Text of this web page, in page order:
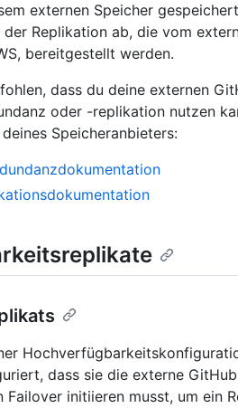
externen Speicher
Replikation ab, die vom
bereitgestellt werden.
dass du deine externen
oder -replikation nutzen
Speicheranbieters:
dass sie die externe
Failover initiieren musst, um ein